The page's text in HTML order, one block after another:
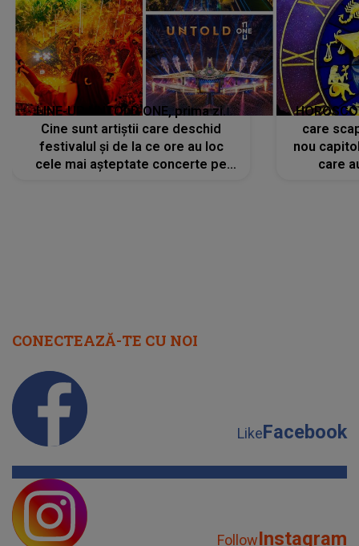
LINE-UP UNTOLD ONE, prima zi.
Cine sunt artiștii care deschid
festivalul și de la ce ore au loc
cele mai așteptate concerte pe
care
nou
care
CONECTEAZĂ-TE CU NOI
LikeFacebook
FollowInstagram